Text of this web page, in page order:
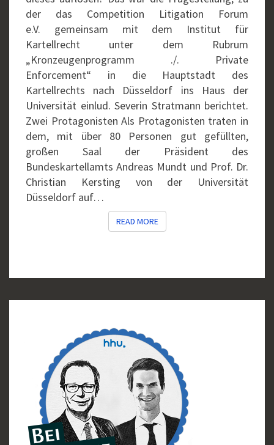
der das Competition Litigation Forum
e.V. gemeinsam mit dem Institut für
Kartellrecht unter dem Rubrum
„Kronzeugenprogramm ./. Private
Enforcement“ in die Hauptstadt des
Kartellrechts nach Düsseldorf ins Haus der
Universität einlud. Severin Stratmann berichtet.
Zwei Protagonisten Als Protagonisten traten in
dem, mit über 80 Personen gut gefüllten,
großen Saal der Präsident des
Bundeskartellamts Andreas Mundt und Prof. Dr.
Christian Kersting von der Universität
Düsseldorf auf…
READ MOREREAD MORE